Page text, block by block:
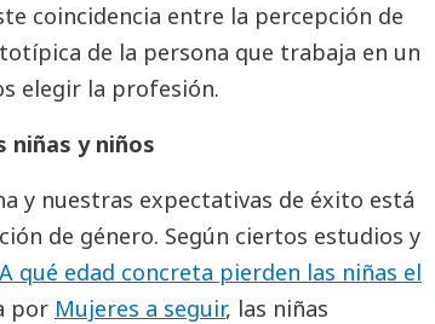
coincidencia entre la percepción de
de la persona que trabaja en un
elegir la profesión.
niñas y niños
y nuestras expectativas de éxito está
de género. Según ciertos estudios y
qué edad concreta pierden las niñas el
por Mujeres a seguir, las niñas